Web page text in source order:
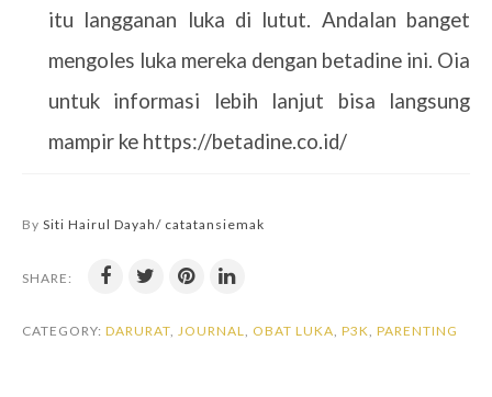
itu langganan luka di lutut. Andalan banget
mengoles luka mereka dengan betadine ini. Oia
untuk informasi lebih lanjut bisa langsung
mampir ke https://betadine.co.id/
By Siti Hairul Dayah/ catatansiemak
SHARE:
CATEGORY: DARURAT, JOURNAL, OBAT LUKA, P3K, PARENTING